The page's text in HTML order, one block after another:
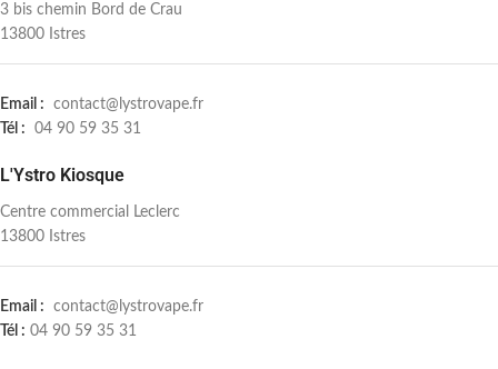
3 bis chemin Bord de Crau
13800 Istres
Email : contact@lystrovape.fr
Tél : 04 90 59 35 31
L'Ystro Kiosque
Centre commercial Leclerc
13800 Istres
Email : contact@lystrovape.fr
Tél : 04 90 59 35 31